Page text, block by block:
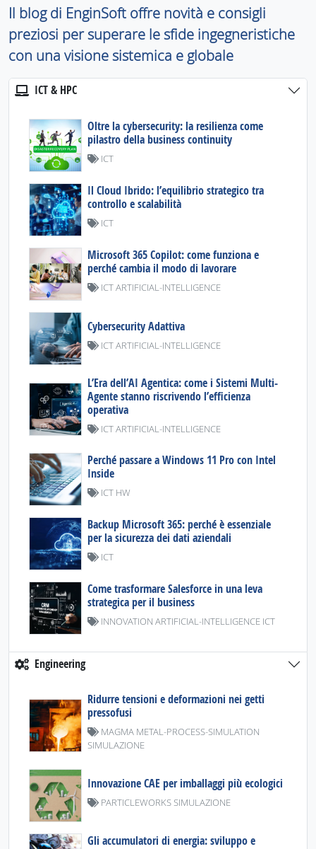
Il blog di EnginSoft offre novità e consigli
preziosi per superare le sfide ingegneristiche
con una visione sistemica e globale
ICT & HPC
Oltre la cybersecurity: la resilienza come
pilastro della business continuity
ICT
Il Cloud Ibrido: l’equilibrio strategico tra
controllo e scalabilità
ICT
Microsoft 365 Copilot: come funziona e
perché cambia il modo di lavorare
ICT ARTIFICIAL-INTELLIGENCE
Cybersecurity Adattiva
ICT ARTIFICIAL-INTELLIGENCE
L’Era dell’AI Agentica: come i Sistemi Multi-
Agente stanno riscrivendo l’efficienza
operativa
ICT ARTIFICIAL-INTELLIGENCE
Perché passare a Windows 11 Pro con Intel
Inside
ICT HW
Backup Microsoft 365: perché è essenziale
per la sicurezza dei dati aziendali
ICT
Come trasformare Salesforce in una leva
strategica per il business
INNOVATION ARTIFICIAL-INTELLIGENCE ICT
Engineering
Ridurre tensioni e deformazioni nei getti
pressofusi
MAGMA METAL-PROCESS-SIMULATION
SIMULAZIONE
Innovazione CAE per imballaggi più ecologici
PARTICLEWORKS SIMULAZIONE
Gli accumulatori di energia: sviluppo e